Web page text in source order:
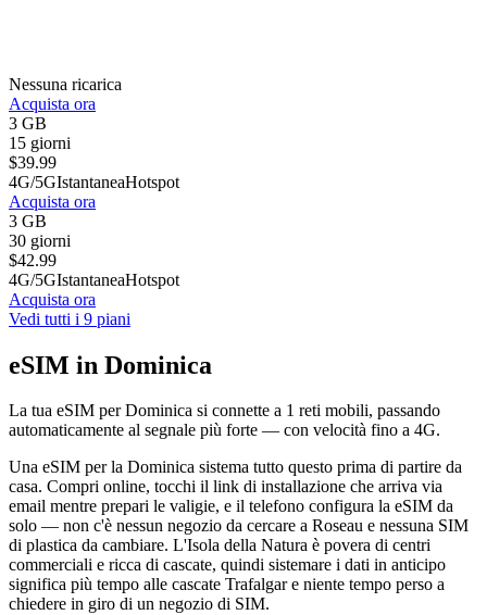
Nessuna ricarica
Acquista ora
3 GB
15 giorni
$39.99
4G/5GIstantaneaHotspot
Acquista ora
3 GB
30 giorni
$42.99
4G/5GIstantaneaHotspot
Acquista ora
Vedi tutti i 9 piani
eSIM in Dominica
La tua eSIM per Dominica si connette a 1 reti mobili, passando
automaticamente al segnale più forte — con velocità fino a 4G.
Una eSIM per la Dominica sistema tutto questo prima di partire da
casa. Compri online, tocchi il link di installazione che arriva via
email mentre prepari le valigie, e il telefono configura la eSIM da
solo — non c'è nessun negozio da cercare a Roseau e nessuna SIM
di plastica da cambiare. L'Isola della Natura è povera di centri
commerciali e ricca di cascate, quindi sistemare i dati in anticipo
significa più tempo alle cascate Trafalgar e niente tempo perso a
chiedere in giro di un negozio di SIM.